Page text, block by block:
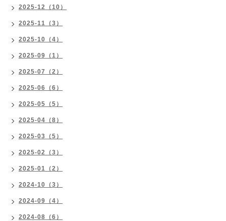
2025-12（10）
2025-11（3）
2025-10（4）
2025-09（1）
2025-07（2）
2025-06（6）
2025-05（5）
2025-04（8）
2025-03（5）
2025-02（3）
2025-01（2）
2024-10（3）
2024-09（4）
2024-08（6）